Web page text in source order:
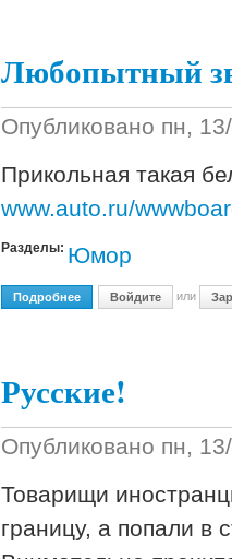
Любопытный
Опубликовано пн,
Прикольная такая
www.auto.ru/
Разделы: Юмор
Подробнее О Любопытный Зверек
Войдите или
Русские!
Опубликовано пн,
Товарищи
границу, а попали в